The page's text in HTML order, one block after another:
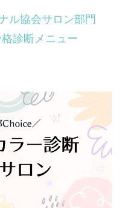
ル協会サロン部門
診断メニュー